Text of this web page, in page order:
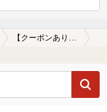
【クーポンあり】食事が楽しめる下狛駅近くの温泉、日帰り温泉、スーパー銭湯おすすめ